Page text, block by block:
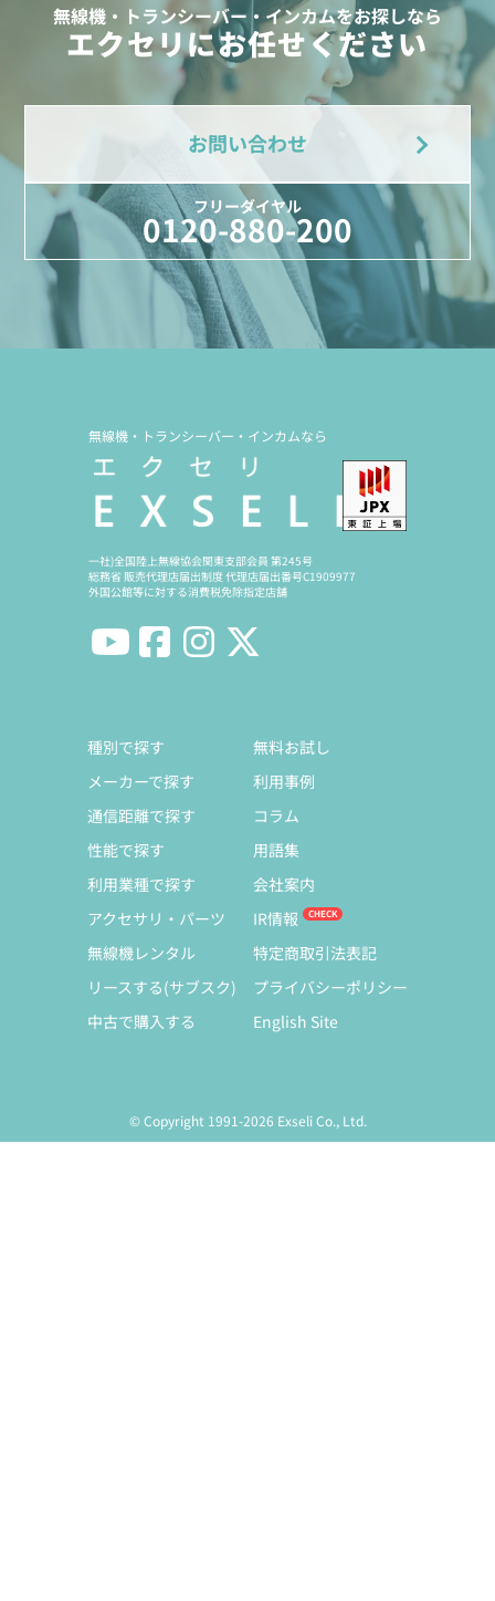
無線機・トランシーバー・インカムをお探しなら
エクセリにお任せください
お問い合わせ
フリーダイヤル
0120-880-200
無線機・トランシーバー・インカムなら
一社)全国陸上無線協会関東支部会員 第245号
総務省 販売代理店届出制度 代理店届出番号C1909977
外国公館等に対する消費税免除指定店舗
種別で探す
メーカーで探す
通信距離で探す
性能で探す
利用業種で探す
アクセサリ・パーツ
無線機レンタル
リースする(サブスク)
中古で購入する
無料お試し
利用事例
コラム
用語集
会社案内
IR情報
特定商取引法表記
プライバシーポリシー
English Site
© Copyright 1991-2026 Exseli Co., Ltd.